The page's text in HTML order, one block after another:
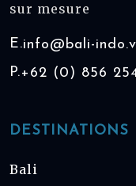
sur mesure
E.info@bali-
P.+62 (0) 856
DESTINATIONS
Bali